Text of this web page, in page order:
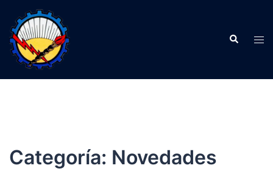
contenido
Buscar
Categoría: Novedades